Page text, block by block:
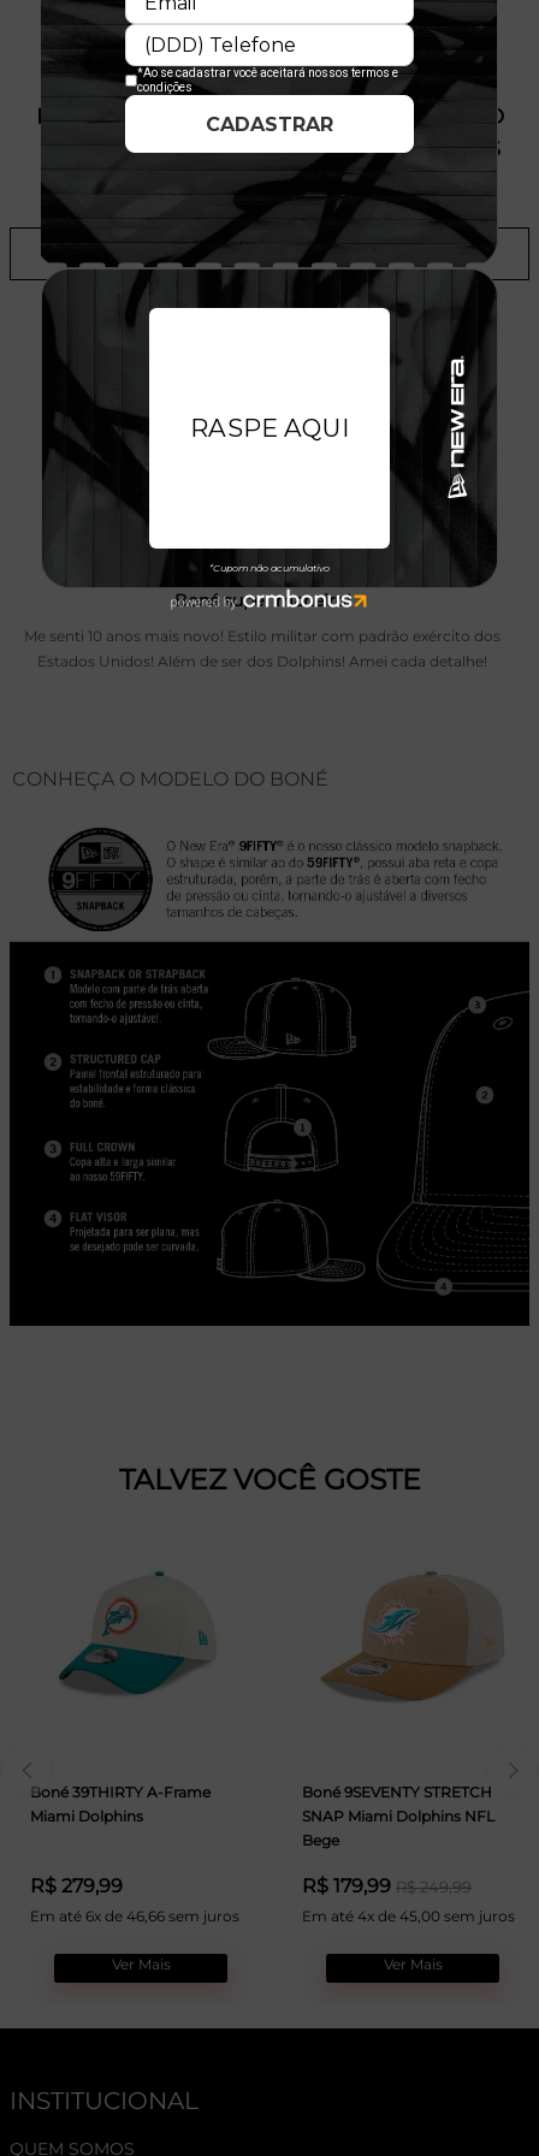
PRODUTO SEM ESTOQUE DÍSPONÍVEL NO
SITE, CONSULTE A DISPONIBILIDADE NAS
LOJAS
ADICIONAR A LISTA DE DESEJOS
AVALIAÇÕES DO PRODUTO
Daniel Monteiro De Oliveira
07/03/2024
Boné super maneiro!
Me senti 10 anos mais novo! Estilo militar com padrão exército dos
Estados Unidos! Além de ser dos Dolphins! Amei cada detalhe!
CONHEÇA O MODELO DO BONÉ
TALVEZ VOCÊ GOSTE
Boné 39THIRTY A-Frame
Miami Dolphins
R$ 279,99
Em até 6x de 46,66 sem juros
Ver Mais
Boné 9SEVENTY STRETCH
SNAP Miami Dolphins NFL
Bege
R$ 179,99 R$ 249,99
Em até 4x de 45,00 sem juros
Ver Mais
INSTITUCIONAL
QUEM SOMOS